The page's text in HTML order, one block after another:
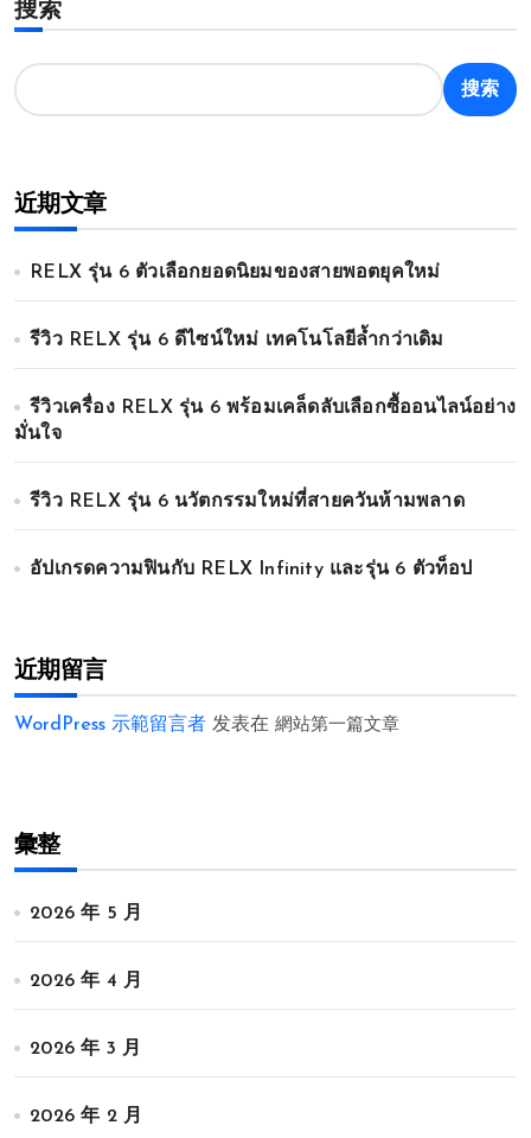
搜索
搜索
近期文章
RELX รุ่น 6 ตัวเลือกยอดนิยมของสายพอตยุคใหม่
รีวิว RELX รุ่น 6 ดีไซน์ใหม่ เทคโนโลยีล้ำกว่าเดิม
รีวิวเครื่อง RELX รุ่น 6 พร้อมเคล็ดลับเลือกซื้ออนไลน์อย่าง
มั่นใจ
รีวิว RELX รุ่น 6 นวัตกรรมใหม่ที่สายควันห้ามพลาด
อัปเกรดความฟินกับ RELX Infinity และรุ่น 6 ตัวท็อป
近期留言
WordPress 示範留言者 发表在 網站第一篇文章
彙整
2026 年 5 月
2026 年 4 月
2026 年 3 月
2026 年 2 月